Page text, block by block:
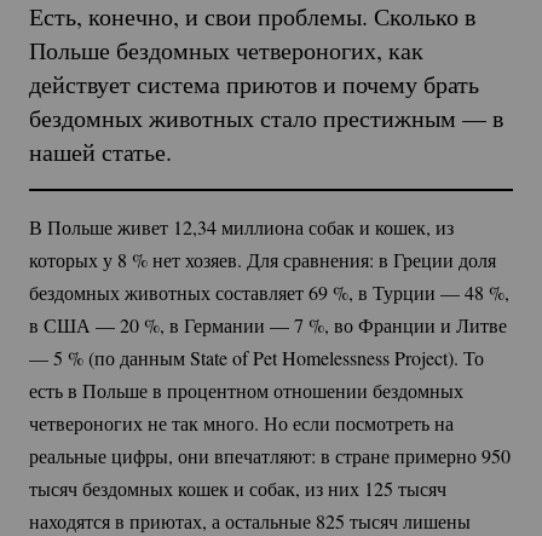
Есть, конечно, и свои проблемы. Сколько в
Польше бездомных четвероногих, как
действует система приютов и почему брать
бездомных животных стало престижным — в
нашей статье.
В Польше живет 12,34 миллиона собак и кошек, из
которых у 8 %нет хозяев. Для сравнения: в Греции доля
бездомных животных составляет69 %, в Турции —48 %,
в США —20 %, в Германии —7 %, во Франции и Литве
—5 % (по данным State of Pet Homelessness Project). То
есть в Польше в процентном отношении бездомных
четвероногих не так много. Но если посмотреть на
реальные цифры, они впечатляют: в стране примерно 950
тысяч бездомных кошек и собак, из них 125 тысяч
находятся в приютах, а остальные 825 тысяч лишены